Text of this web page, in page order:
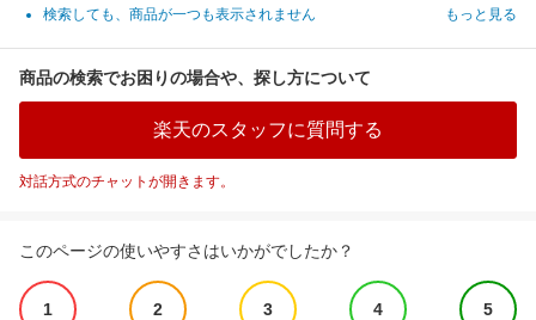
検索しても、商品が一つも表示されません
もっと見る
商品の検索でお困りの場合や、探し方について
楽天のスタッフに質問する
対話方式のチャットが開きます。
このページの使いやすさはいかがでしたか？
1 2 3 4 5